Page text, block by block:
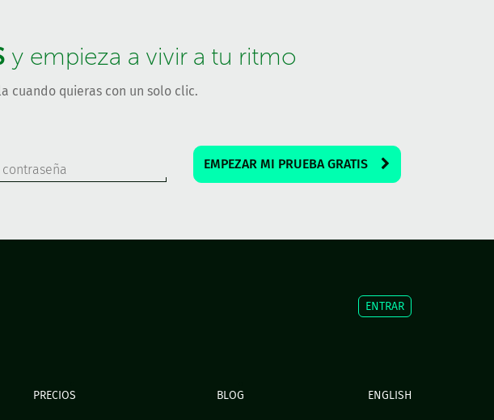
y empieza a vivir a tu ritmo
cuando quieras con un solo clic.
ENTRAR
PRECIOS BLOG ENGLISH